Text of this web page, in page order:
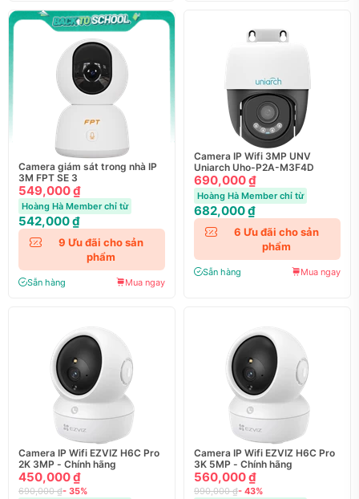
Camera giám sát trong nhà IP
3M FPT SE 3
549,000 ₫
Hoàng Hà Member chỉ từ
542,000 ₫
9 Ưu đãi cho sản
phẩm
Sẵn hàng Mua ngay
Camera IP Wifi 3MP UNV
Uniarch Uho-P2A-M3F4D
690,000 ₫
Hoàng Hà Member chỉ từ
682,000 ₫
6 Ưu đãi cho sản
phẩm
Sẵn hàng Mua ngay
Camera IP Wifi EZVIZ H6C Pro
2K 3MP - Chính hãng
450,000 ₫
690,000 ₫- 35%
Camera IP Wifi EZVIZ H6C Pro
3K 5MP - Chính hãng
560,000 ₫
990,000 ₫- 43%